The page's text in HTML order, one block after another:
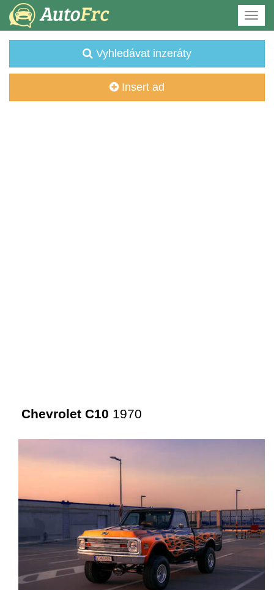
Vyhledávat inzeráty
Insert ad
Chevrolet C10 1970